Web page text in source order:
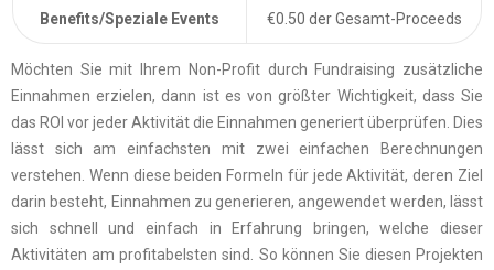
Benefits/Speziale Events €0.50 der Gesamt-Proceeds
Möchten Sie mit Ihrem Non-Profit durch Fundraising zusätzliche
Einnahmen erzielen, dann ist es von größter Wichtigkeit, dass Sie
das ROI vor jeder Aktivität die Einnahmen generiert überprüfen. Dies
lässt sich am einfachsten mit zwei einfachen Berechnungen
verstehen. Wenn diese beiden Formeln für jede Aktivität, deren Ziel
darin besteht, Einnahmen zu generieren, angewendet werden, lässt
sich schnell und einfach in Erfahrung bringen, welche dieser
Aktivitäten am profitabelsten sind. So können Sie diesen Projekten